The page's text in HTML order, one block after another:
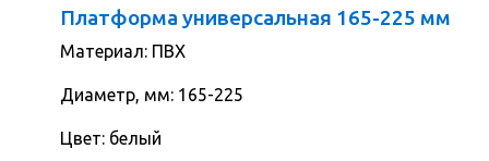
Платформа универсальная 165-225 мм
Материал: ПВХ
Диаметр, мм: 165-225
Цвет: белый